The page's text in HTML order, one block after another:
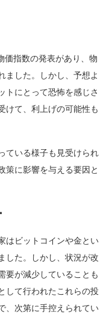
価指数の発表があり、物
ました。しかし、予想よ
トにとって恐怖を感じさ
けて、利上げの可能性も
ている様子も見受けられ
策に影響を与える要因と
はビットコインや金とい
した。しかし、状況が改
要が減少していることも
して行われたこれらの投
、次第に手控えられてい